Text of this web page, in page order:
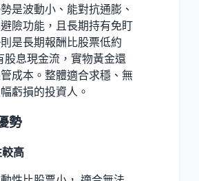
是波動小、能對抗通膨、
險功能，且長期持有免盯
是長期報酬比股票低約
股息現金流，實物黃金還
成本。整體適合求穩、無
虧損的投資人。
勢
高